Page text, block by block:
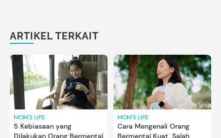
ARTIKEL TERKAIT
MOM'S LIFE
5 Kebiasaan yang
Dilakukan Orang Bermental
MOM'S LIFE
Cara Mengenali Orang
Bermental Kuat, Salah